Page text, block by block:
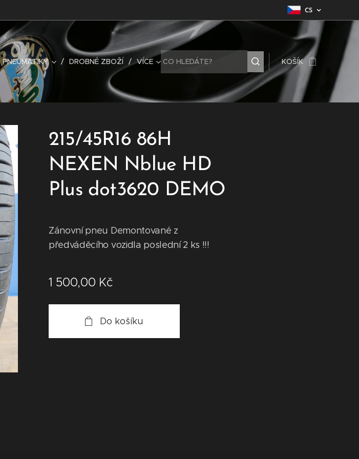
CS
PNEUMATIKY DROBNÉ ZBOŽÍ VÍCE KOŠÍK
215/45R16 86H
NEXEN Nblue HD
Plus dot3620 DEMO
Zánovní pneu Demontované z
předváděcího vozidla poslední 2 ks !!!
1 500,00 Kč
Do košíku